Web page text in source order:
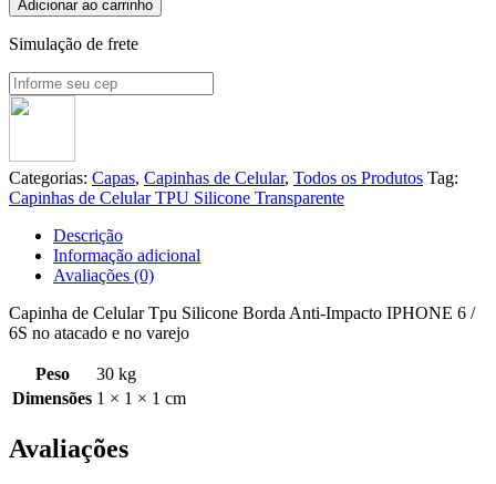
Adicionar ao carrinho
Simulação de frete
Categorias: Capas, Capinhas de Celular, Todos os Produtos Tag:
Capinhas de Celular TPU Silicone Transparente
Descrição
Informação adicional
Avaliações (0)
Capinha de Celular Tpu Silicone Borda Anti-Impacto IPHONE 6 /
6S no atacado e no varejo
Peso
30 kg
Dimensões 1 × 1 × 1 cm
Avaliações